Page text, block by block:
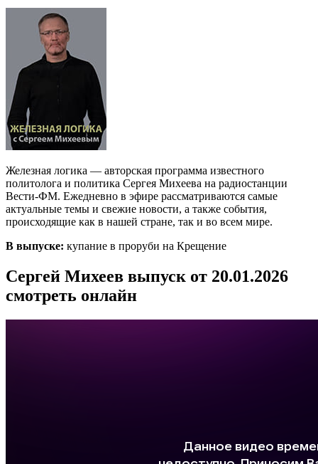
Железная логика — авторская программа известного
политолога и политика Сергея Михеева на радиостанции
Вести-ФМ. Ежедневно в эфире рассматриваются самые
актуальные темы и свежие новости, а также события,
происходящие как в нашей стране, так и во всем мире.
В выпуске: купание в проруби на Крещение
Сергей Михеев выпуск от 20.01.2026
смотреть онлайн